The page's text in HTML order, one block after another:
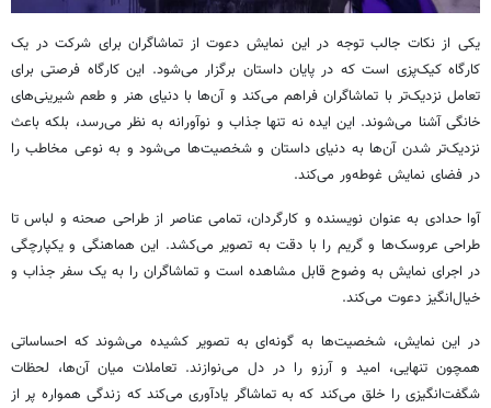
یکی از نکات جالب توجه در این نمایش دعوت از تماشاگران برای شرکت در یک
کارگاهکیک‌پزی است که در پایان داستان برگزار می‌شود. این کارگاه فرصتی برای
تعامل نزدیک‌تر با تماشاگران فراهم می‌کند و آن‌ها با دنیای هنر و طعم شیرینی‌های
خانگی آشنا می‌شوند. این ایده نه تنها جذاب و نوآورانه به نظر می‌رسد، بلکه باعث
نزدیک‌تر شدن آن‌ها به دنیای داستان و شخصیت‌ها می‌شود و به نوعی مخاطب را
در فضای نمایش غوطه‌ور می‌کند.
آوا حدادی به عنوان نویسنده و کارگردان، تمامی عناصر از طراحی صحنه و لباس تا
طراحی عروسک‌ها و گریم را با دقت به تصویر می‌کشد. این هماهنگی و یکپارچگی
در اجرای نمایش به وضوح قابل مشاهده است و تماشاگران را به یک سفر جذاب و
خیال‌انگیز دعوت می‌کند.
در این نمایش، شخصیت‌ها به گونه‌ای به تصویر کشیده می‌شوند که احساساتی
همچون تنهایی، امید و آرزو را در دل می‌نوازند. تعاملات میان آن‌ها، لحظات
شگفت‌انگیزی را خلق می‌کند که به تماشاگر یادآوری می‌کند که زندگی همواره پر از